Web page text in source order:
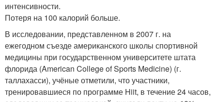
интенсивности.
Потеря на 100 калорий больше.
В исследовании, представленном в 2007 г. на
ежегодном съезде американского школы спортивной
медицины при государственном университете штата
флорида (American College of Sports Medicine) (г.
таллахасси), учёные отметили, что участники,
тренировавшиеся по программе Hiit, в течение 24 часов,